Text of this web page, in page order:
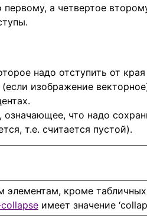
первому, а четвертое
надо отступить от
изображение
что надо
т.е. считается пустой).
элементам, кроме
имеет значение